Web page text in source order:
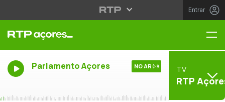
Entrar
Parlamento Açores NO AR TV
RTP